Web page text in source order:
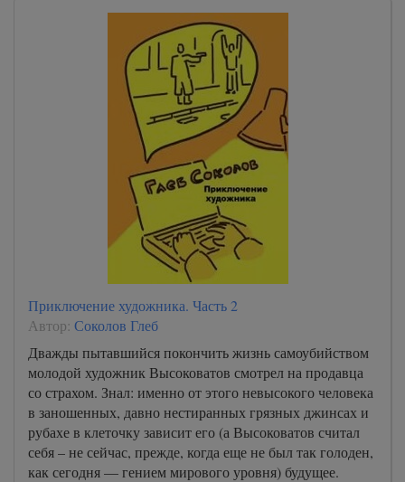
Приключение художника. Часть 2
Автор: Соколов Глеб
Дважды пытавшийся покончить жизнь самоубийством
молодой художник Высоковатов смотрел на продавца
со страхом. Знал: именно от этого невысокого человека
в заношенных, давно нестиранных грязных джинсах и
рубахе в клеточку зависит его (а Высоковатов считал
себя – не сейчас, прежде, когда еще не был так голоден,
как сегодня — гением мирового уровня) будущее.